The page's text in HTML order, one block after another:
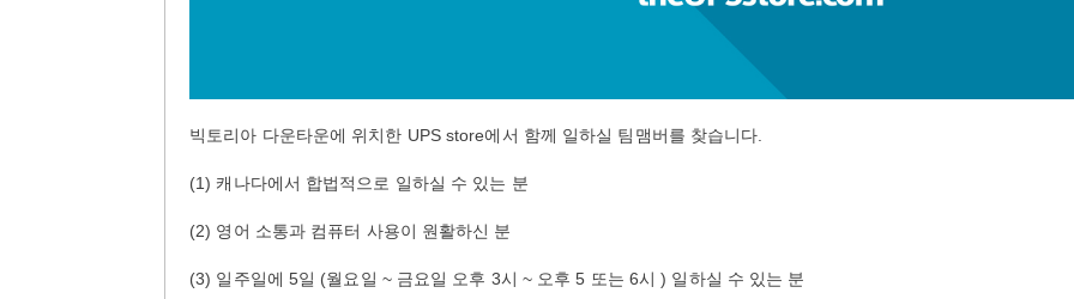
빅토리아 다운타운에 위치한 UPS store에서 함께 일하실 팀맴버를 찾습니다.
(1) 캐나다에서 합법적으로 일하실 수 있는 분
(2) 영어 소통과 컴퓨터 사용이 원활하신 분
(3) 일주일에 5일 (월요일 ~ 금요일 오후 3시 ~ 오후 5 또는 6시 ) 일하실 수 있는 분